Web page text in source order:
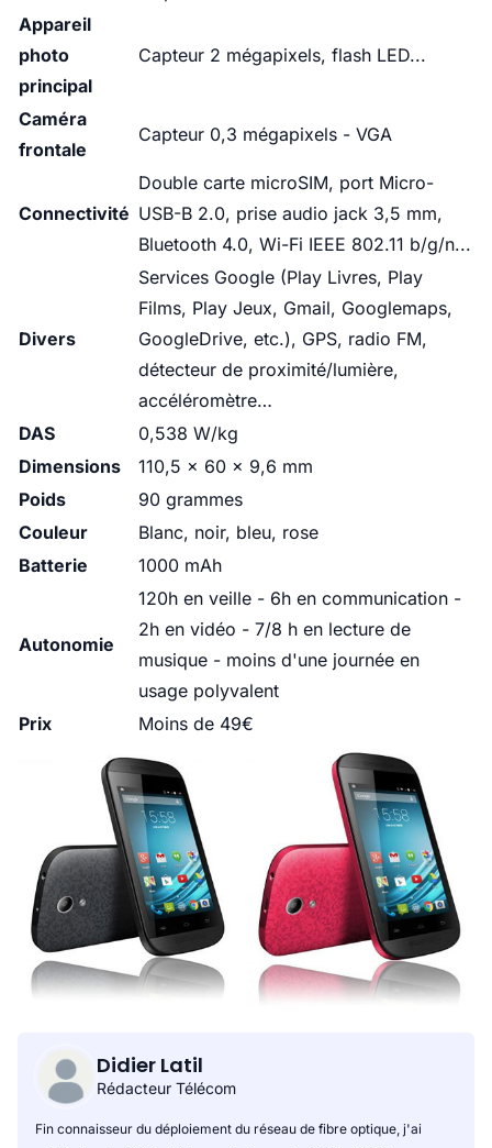
Appareil
photo
principal
Capteur 2 mégapixels, flash LED...
Caméra
frontale
Capteur 0,3 mégapixels - VGA
Connectivité
Double carte microSIM, port Micro-
USB-B 2.0, prise audio jack 3,5 mm,
Bluetooth 4.0, Wi-Fi IEEE 802.11 b/g/n...
Divers
Services Google (Play Livres, Play
Films, Play Jeux, Gmail, Googlemaps,
GoogleDrive, etc.), GPS, radio FM,
détecteur de proximité/lumière,
accéléromètre…
DAS
0,538 W/kg
Dimensions
110,5 x 60 x 9,6 mm
Poids
90 grammes
Couleur
Blanc, noir, bleu, rose
Batterie
1000 mAh
Autonomie
120h en veille - 6h en communication -
2h en vidéo - 7/8 h en lecture de
musique - moins d'une journée en
usage polyvalent
Prix
Moins de 49€
Didier Latil
Rédacteur Télécom
Fin connaisseur du déploiement du réseau de fibre optique, j'ai